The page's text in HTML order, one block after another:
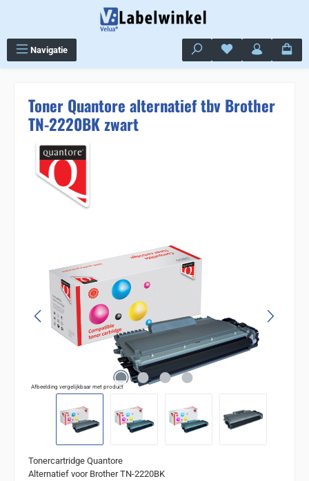
Navigatie Je hebt 0 items op
Toner Quantore alternatief tbv Brother
TN-2220BK zwart
Afbeelding vergelijkbaar met product
Tonercartridge Quantore
Alternatief voor Brother TN-2220BK